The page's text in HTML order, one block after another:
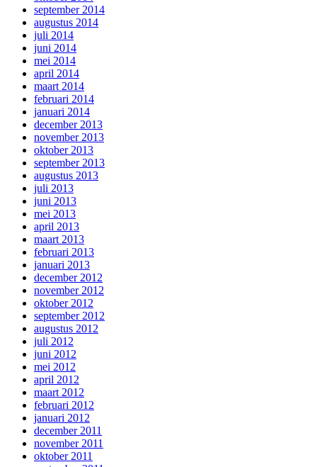
september 2014
augustus 2014
juli 2014
juni 2014
mei 2014
april 2014
maart 2014
februari 2014
januari 2014
december 2013
november 2013
oktober 2013
september 2013
augustus 2013
juli 2013
juni 2013
mei 2013
april 2013
maart 2013
februari 2013
januari 2013
december 2012
november 2012
oktober 2012
september 2012
augustus 2012
juli 2012
juni 2012
mei 2012
april 2012
maart 2012
februari 2012
januari 2012
december 2011
november 2011
oktober 2011